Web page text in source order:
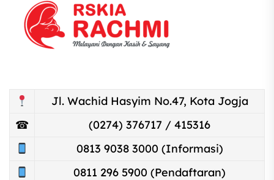
Jl. Wachid Hasyim No.47, Kota Jogja
☎
(0274) 376717 / 415316
0813 9038 3000 (Informasi)
0811 296 5900 (Pendaftaran)